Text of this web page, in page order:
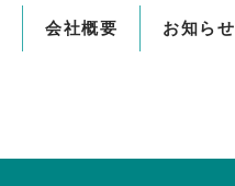
会社概要 お知らせ